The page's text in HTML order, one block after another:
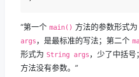
“第一个 main() 方法的参数形式为
args，是最标准的写法；第二个
形式为 String args，少了中括号
方法没有参数。”